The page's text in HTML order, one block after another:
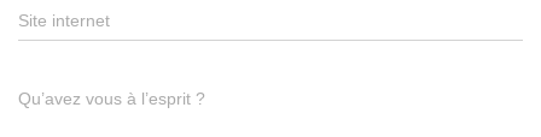
Site internet
Qu’avez vous à l’esprit ?